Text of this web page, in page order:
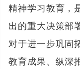
精神学习教育，
出的重大决策部
对于进一步巩固
教育成果、纵深